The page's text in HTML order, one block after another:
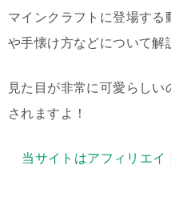
マインクラフトに登場す
や手懐け方などについて解
見た目が非常に可愛らし
されますよ！
当サイトはアフィリエイ